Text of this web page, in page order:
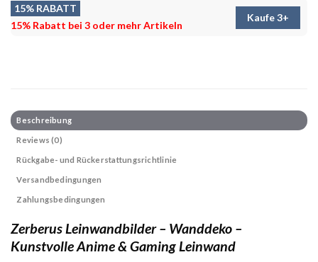
15% RABATT
15% Rabatt bei 3 oder mehr Artikeln
Kaufe 3+
Beschreibung
Reviews (0)
Rückgabe- und Rückerstattungsrichtlinie
Versandbedingungen
Zahlungsbedingungen
Zerberus Leinwandbilder – Wanddeko –
Kunstvolle Anime & Gaming Leinwand